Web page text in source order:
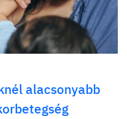
alacsonyabb